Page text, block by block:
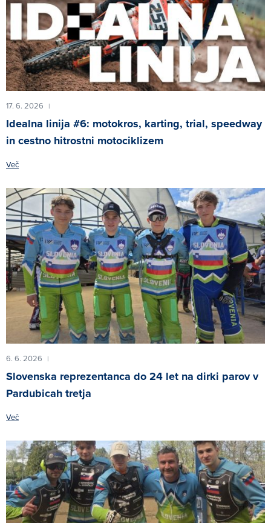
17. 6. 2026 |
Idealna linija #6: motokros, karting, trial, speedway
in cestno hitrostni motociklizem
Več
6. 6. 2026 |
Slovenska reprezentanca do 24 let na dirki parov v
Pardubicah tretja
Več